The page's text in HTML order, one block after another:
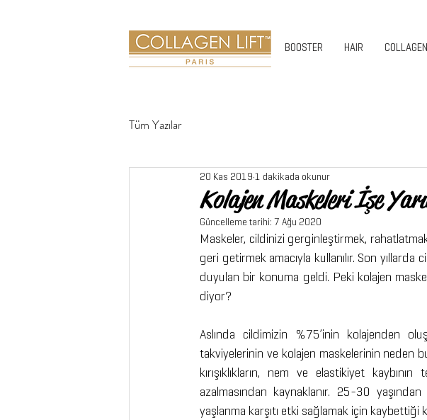
BOOSTER HAIR
Tüm Yazılar
Kolajen Maskeleri İşe
20 Kas 2019 1 dakikada okunur
Güncelleme tarihi: 7 Ağu 2020
Maskeler, cildinizi gerginleştirmek,
geri getirmek amacıyla kullanılır. Son
duyulan bir konuma geldi. Peki kolajen
diyor?
Aslında cildimizin %75’inin kolajenden
takviyelerinin ve kolajen maskelerinin neden
kırışıklıkların, nem ve elastikiyet
azalmasından kaynaklanır. 25-30
yaşlanma karşıtı etki sağlamak için